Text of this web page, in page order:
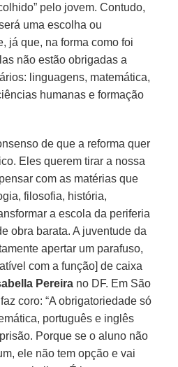
pelo jovem. Contudo,
uma escolha ou
já que, na forma como foi
não estão obrigadas a
linguagens, matemática,
humanas e formação
de que a reforma quer
Eles querem tirar a nossa
com as matérias que
filosofia, história,
a escola da periferia
obra barata. A juventude da
apertar um parafuso,
com a função] de caixa
Pereira no DF. Em São
coro: “A obrigatoriedade só
português e inglês
Porque se o aluno não
ele não tem opção e vai